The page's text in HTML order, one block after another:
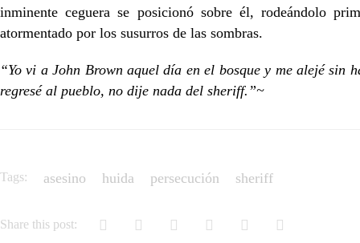
inminente ceguera se posicionó sobre él, rodeándolo
atormentado por los susurros de las sombras.
“Yo vi a John Brown aquel día en el bosque y me alejé sin
regresé al pueblo, no dije nada del sheriff.”~
Tags: asesino huida persecución sheriff
Share this post: